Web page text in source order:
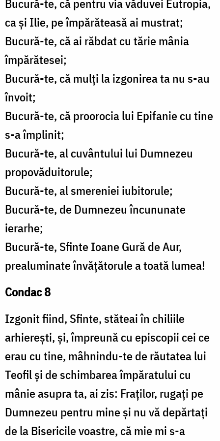
Bucură-te, că pentru via văduvei Eutropia,
ca și Ilie, pe împărăteasă ai mustrat;
Bucură-te, că ai răbdat cu tărie mânia
împărătesei;
Bucură-te, că mulți la izgonirea ta nu s-au
învoit;
Bucură-te, că proorocia lui Epifanie cu tine
s-a împlinit;
Bucură-te, al cuvântului lui Dumnezeu
propovăduitorule;
Bucură-te, al smereniei iubitorule;
Bucură-te, de Dumnezeu încununate
ierarhe;
Bucură-te, Sfinte Ioane Gură de Aur,
prealuminate învățătorule a toată lumea!
Condac 8
Izgonit fiind, Sfinte, stăteai în chiliile
arhierești, și, împreună cu episcopii cei ce
erau cu tine, mâhnindu-te de răutatea lui
Teofil și de schimbarea împăratului cu
mânie asupra ta, ai zis: Fraților, rugați pe
Dumnezeu pentru mine și nu vă depărtați
de la Bisericile voastre, că mie mi s-a